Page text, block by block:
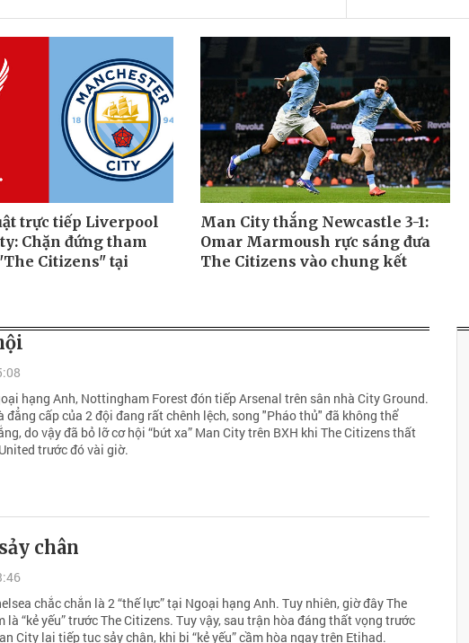
trực tiếp Liverpool
Chặn đứng tham
Citizens" tại
Man City thắng Newcastle 3-1:
Omar Marmoush rực sáng đưa
The Citizens vào chung kết
hạng Anh, Nottingham Forest đón tiếp Arsenal trên sân nhà City Ground.
đẳng cấp của 2 đội đang rất chênh lệch, song "Pháo thủ" đã không thể
do vậy đã bỏ lỡ cơ hội “bứt xa” Man City trên BXH khi The Citizens thất
trước đó vài giờ.
chân
chắc chắn là 2 “thế lực” tại Ngoại hạng Anh. Tuy nhiên, giờ đây The
là “kẻ yếu” trước The Citizens. Tuy vậy, sau trận hòa đáng thất vọng trước
City lại tiếp tục sảy chân, khi bị “kẻ yếu” cầm hòa ngay trên Etihad.